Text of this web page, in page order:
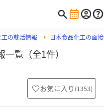
の就活情報 日本食品化工の面
覧（全1件）
お気に入り (1353)